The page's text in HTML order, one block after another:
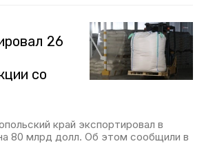
26
со
край экспортировал в
80 млрд долл. Об этом сообщили в